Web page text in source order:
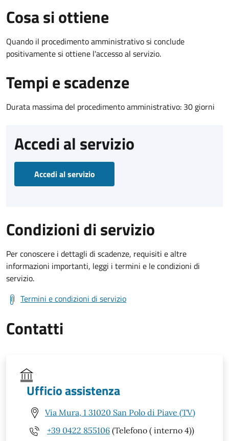
Cosa si ottiene
Quando il procedimento amministrativo si conclude
positivamente si ottiene l'accesso al servizio.
Tempi e scadenze
Durata massima del procedimento amministrativo: 30 giorni
Accedi al servizio
Accedi al servizio
Condizioni di servizio
Per conoscere i dettagli di scadenze, requisiti e altre
informazioni importanti, leggi i termini e le condizioni di
servizio.
Termini e condizioni di servizio
Contatti
Ufficio assistenza
Via Mura, 1 31020 San Polo di Piave (TV)
+39 0422 855106 (Telefono ( interno 4))